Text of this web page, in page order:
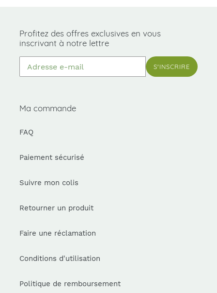
Profitez des offres exclusives en vous
inscrivant à notre lettre
S'INSCRIRE
Ma commande
FAQ
Paiement sécurisé
Suivre mon colis
Retourner un produit
Faire une réclamation
Conditions d'utilisation
Politique de remboursement